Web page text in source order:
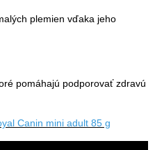
plemien vďaka jeho
pomáhajú podporovať zdravú
Canin mini adult 85 g